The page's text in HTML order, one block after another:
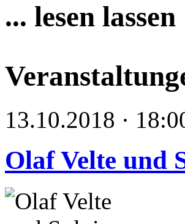
... lesen lassen
13.10.2018 ·
Olaf Velte und